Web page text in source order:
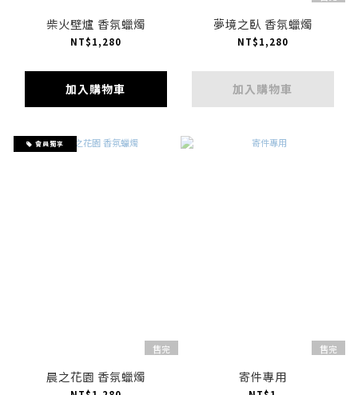
柴火壁爐 香氛蠟燭
NT$1,280
加入購物車
夢境之臥 香氛蠟燭
NT$1,280
加入購物車
會員獨享
售完
晨之花園 香氛蠟燭
售完
寄件專用